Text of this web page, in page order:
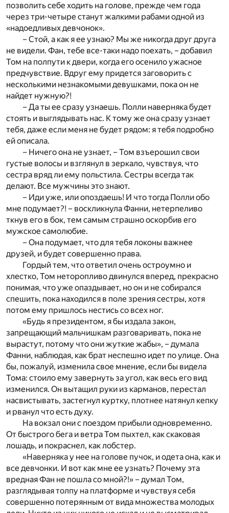
позволить себе ходить на голове, прежде чем года
через три-четыре станут жалкими рабами одной из
«надоедливых девчонок».
– Стой, а как я ее узнаю? Мы же никогда друг друга
не видели. Фан, тебе все-таки надо поехать, – добавил
Том на полпути к двери, когда его осенило ужасное
предчувствие. Вдруг ему придется заговорить с
несколькими незнакомыми девушками, пока он не
найдет нужную?!
– Да ты ее сразу узнаешь. Полли наверняка будет
стоять и выглядывать нас. К тому же она сразу узнает
тебя, даже если меня не будет рядом: я тебя подробно
ей описала.
– Ничего она не узнает, – Том взъерошил свои
густые волосы и взглянул в зеркало, чувствуя, что
сестра вряд ли ему польстила. Сестры всегда так
делают. Все мужчины это знают.
– Иди уже, или опоздаешь! И что тогда Полли обо
мне подумает?! – воскликнула Фанни, нетерпеливо
ткнув его в бок, тем самым страшно оскорбив его
мужское самолюбие.
– Она подумает, что для тебя локоны важнее
друзей, и будет совершенно права.
Гордый тем, что ответил очень остроумно и
хлестко, Том неторопливо двинулся вперед, прекрасно
понимая, что уже опаздывает, но он и не собирался
спешить, пока находился в поле зрения сестры, хотя
потом ему пришлось нестись со всех ног.
«Будь я президентом, я бы издала закон,
запрещающий мальчишкам разговаривать, пока не
вырастут, потому что они жуткие жабы», – думала
Фанни, наблюдая, как брат неспешно идет по улице. Она
бы, пожалуй, изменила свое мнение, если бы видела
Тома: стоило ему завернуть за угол, как весь его вид
изменился. Он вытащил руки из карманов, перестал
насвистывать, застегнул куртку, плотнее натянул кепку
и рванул что есть духу.
На вокзал они с поездом прибыли одновременно.
От быстрого бега и ветра Том пыхтел, как скаковая
лошадь, и покраснел, как лобстер.
«Наверняка у нее на голове пучок, и одета она, как и
все девчонки. И вот как мне ее узнать? Почему эта
вредная Фан не пошла со мной?!» – думал Том,
разглядывая толпу на платформе и чувствуя себя
совершенно потерянным от вида множества молодых